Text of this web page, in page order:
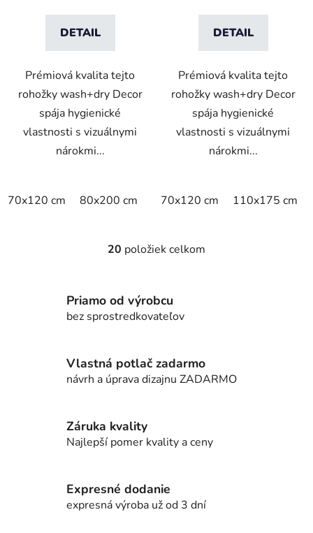
DETAIL
Prémiová kvalita tejto
rohožky wash+dry Decor
spája hygienické
vlastnosti s vizuálnymi
nárokmi...
70x120 cm 80x200 cm 110x175 cm 140x200 cm
DETAIL
Prémiová kvalita tejto
rohožky wash+dry Decor
spája hygienické
vlastnosti s vizuálnymi
nárokmi...
70x120 cm 110x175 cm
O
á
d
i
e
k
ý
p
20 položiek celkom
Priamo od výrobcu
bez sprostredkovateľov
Vlastná potlač zadarmo
návrh a úprava dizajnu ZADARMO
Záruka kvality
Najlepší pomer kvality a ceny
Expresné dodanie
expresná výroba už od 3 dní